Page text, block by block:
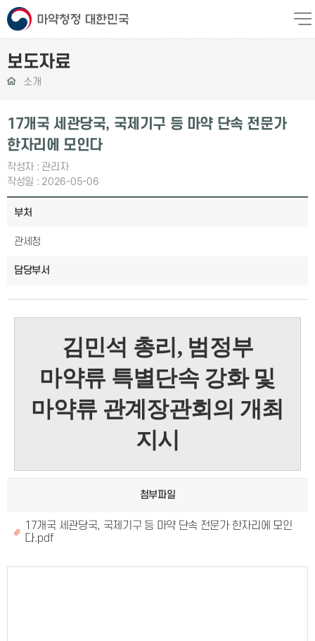
보도자료
소개
17개국 세관당국, 국제기구 등 마약 단속 전문가
한자리에 모인다
작성자 : 관리자
작성일 : 2026-05-06
부처
관세청
담당부서
김민석 총리, 범정부
마약류 특별단속 강화 및
마약류 관계장관회의 개최
지시
첨부파일
17개국 세관당국, 국제기구 등 마약 단속 전문가 한자리에 모인
다.pdf